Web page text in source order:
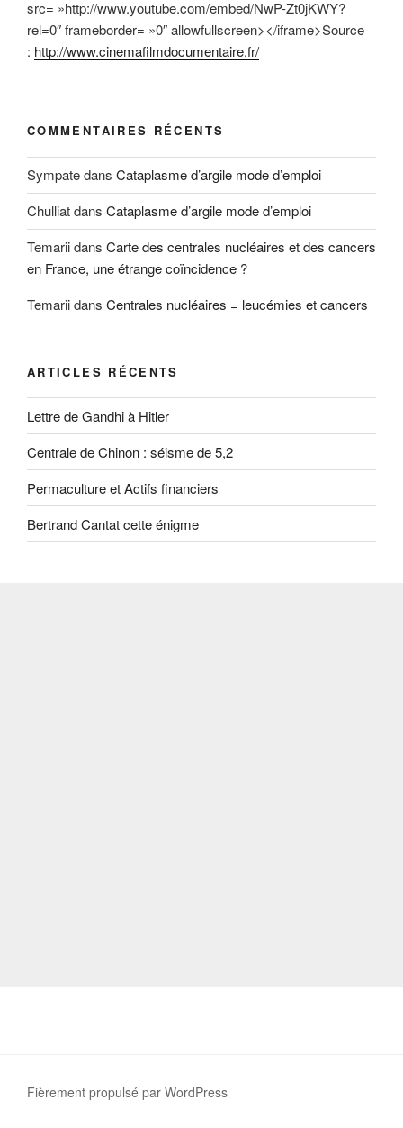
src= »http://www.youtube.com/embed/NwP-Zt0jKWY?
rel=0″ frameborder= »0″ allowfullscreen></iframe>Source
: http://www.cinemafilmdocumentaire.fr/
COMMENTAIRES RÉCENTS
Sympatedans Cataplasme d’argile mode d’emploi
Chulliatdans Cataplasme d’argile mode d’emploi
Temariidans Carte des centrales nucléaires et des cancers
en France, une étrange coïncidence ?
Temariidans Centrales nucléaires = leucémies et cancers
ARTICLES RÉCENTS
Lettre de Gandhi à Hitler
Centrale de Chinon : séisme de 5,2
Permaculture et Actifs financiers
Bertrand Cantat cette énigme
Fièrement propulsé par WordPress